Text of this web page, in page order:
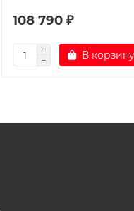
108 790 ₽
В корзину